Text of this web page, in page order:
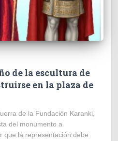
de la escultura de
en la plaza de
de la Fundación Karanki,
del monumento a
que la representación debe